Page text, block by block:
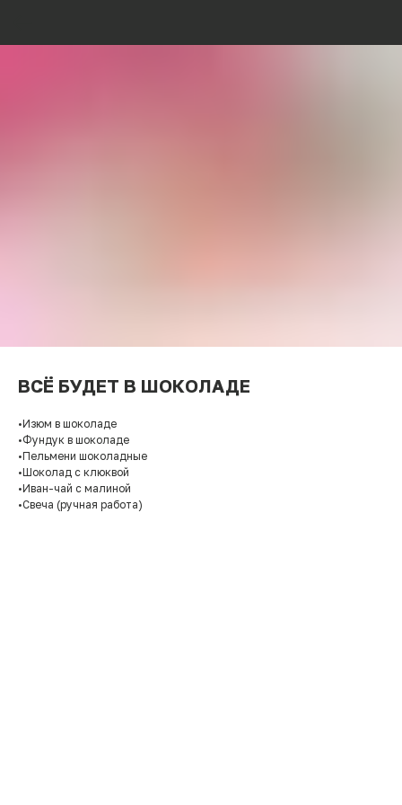
ВСЁ БУДЕТ В ШОКОЛАДЕ
•Изюм в шоколаде
•Фундук в шоколаде
•Пельмени шоколадные
•Шоколад с клюквой
•Иван-чай с малиной
•Свеча (ручная работа)